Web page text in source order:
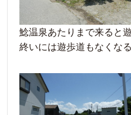
鯰温泉あたりまで来ると
終いには遊歩道もなくなる